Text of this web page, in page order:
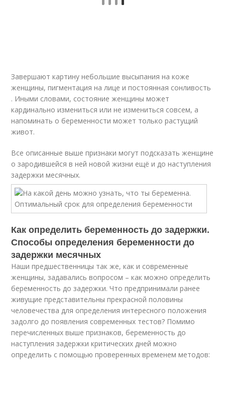
Завершают картину небольшие высыпания на коже
женщины, пигментация на лице и постоянная сонливость
. Иными словами, состояние женщины может
кардинально измениться или не измениться совсем, а
напоминать о беременности может только растущий
живот.
Все описанные выше признаки могут подсказать женщине
о зародившейся в ней новой жизни ещё и до наступления
задержки месячных.
Как определить беременность до задержки.
Способы определения беременности до
задержки месячных
Наши предшественницы так же, как и современные
женщины, задавались вопросом – как можно определить
беременность до задержки. Что предпринимали ранее
живущие представительны прекрасной половины
человечества для определения интересного положения
задолго до появления современных тестов? Помимо
перечисленных выше признаков, беременность до
наступления задержки критических дней можно
определить с помощью проверенных временем методов: